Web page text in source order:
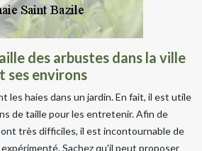
des arbustes dans la ville
ses environs
les haies dans un jardin. En fait, il est utile
de taille pour les entretenir. Afin de
très difficiles, il est incontournable de
Sachez qu'il peut proposer